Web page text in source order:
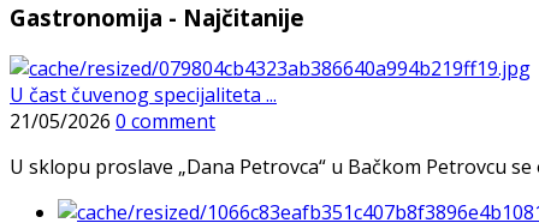
Gastronomija - Najčitanije
U čast čuvenog specijaliteta ...
21/05/2026 0 comment
U sklopu proslave „Dana Petrovca“ u Bačkom Petrovcu